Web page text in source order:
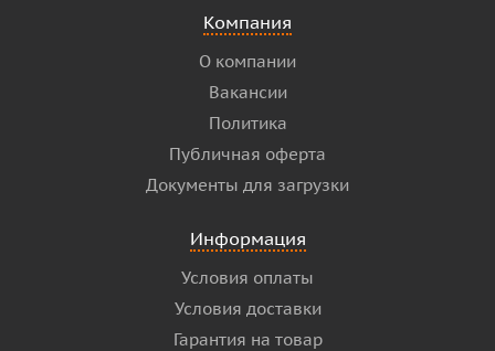
Компания
О компании
Вакансии
Политика
Публичная оферта
Документы для загрузки
Информация
Условия оплаты
Условия доставки
Гарантия на товар